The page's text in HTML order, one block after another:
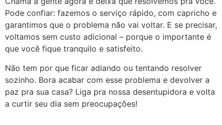
Pode confiar: fazemos o serviço rápido, com capricho e
garantimos que o problema não vai voltar. E se precisar,
voltamos sem custo adicional – porque o importante é
que você fique tranquilo e satisfeito.
Não tem por que ficar adiando ou tentando resolver
sozinho. Bora acabar com esse problema e devolver a
paz pra sua casa? Liga pra nossa desentupidora e volta
a curtir seu dia sem preocupações!